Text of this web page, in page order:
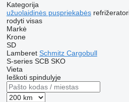
Kategorija
užuolaidinės puspriekabės
rodyti visas
Markė
Krone
SD
Lamberet Schmitz Cargobull
S-series SCB SKO
Vieta
Ieškoti spindulyje